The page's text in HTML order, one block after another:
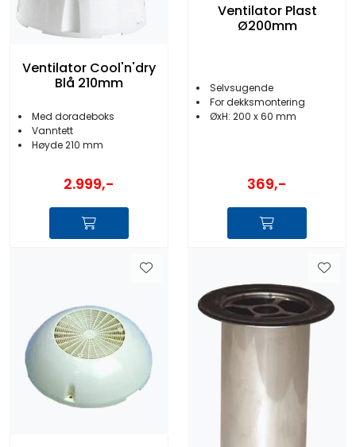
Ventilator Cool'n'dry
Blå 210mm
Med doradeboks
Vanntett
Høyde 210 mm
2.999,-
Ventilator Plast
Ø200mm
Selvsugende
For dekksmontering
ØxH: 200 x 60 mm
369,-